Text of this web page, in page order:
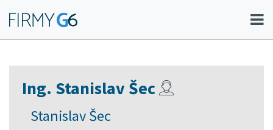
Ing. Stanislav Šec
Stanislav Šec